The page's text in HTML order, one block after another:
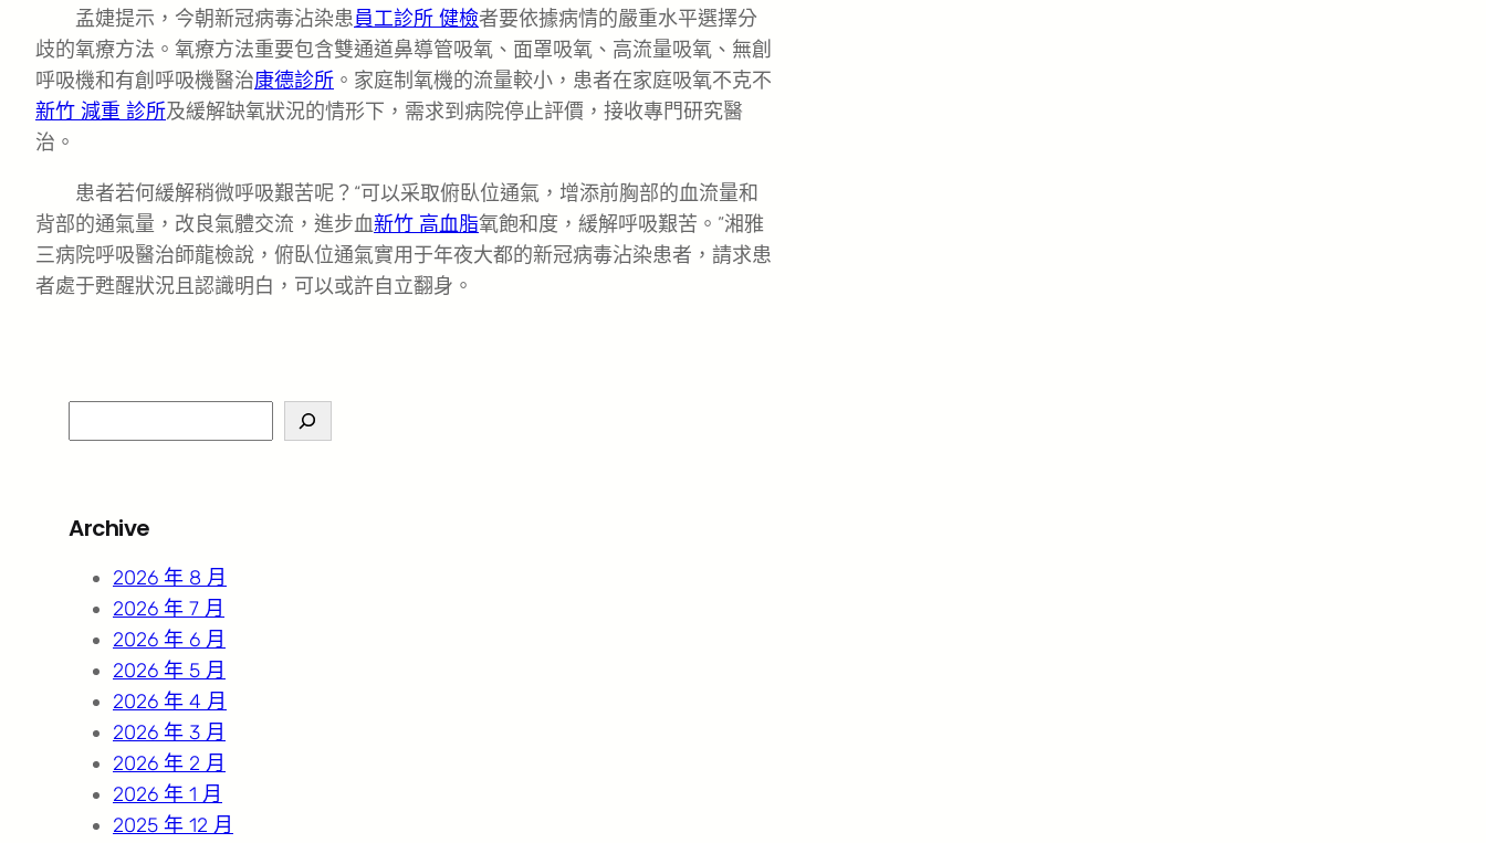
孟婕提示，今朝新冠病毒沾染患員工診所 健檢者要依據病情的嚴重水平選擇分
歧的氧療方法。氧療方法重要包含雙通道鼻導管吸氧、面罩吸氧、高流量吸氧、無創
呼吸機和有創呼吸機醫治康德診所 。家庭制氧機的流量較小，患者在家庭吸氧不克不
新竹 減重 診所及緩解缺氧狀況的情形下，需求到病院停止評價，接收專門研究醫
治。
患者若何緩解稍微呼吸艱苦呢？“可以采取俯臥位通氣，增添前胸部的血流量和
背部的通氣量，改良氣體交流，進步血新竹 高血脂氧飽和度，緩解呼吸艱苦。”湘雅
三病院呼吸醫治師龍檢說，俯臥位通氣實用于年夜大都的新冠病毒沾染患者，請求患
者處于甦醒狀況且認識明白，可以或許自立翻身。
e
c
Archive
2026 年 8 月
2026 年 7 月
2026 年 6 月
2026 年 5 月
2026 年 4 月
2026 年 3 月
2026 年 2 月
2026 年 1 月
2025 年 12 月